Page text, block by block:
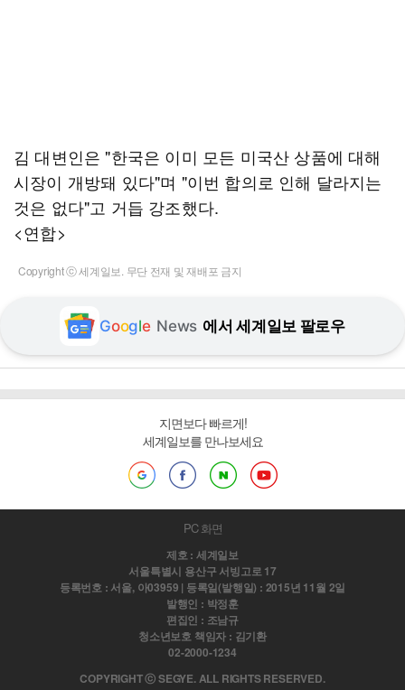
김 대변인은 "한국은 이미 모든 미국산 상품에 대해
시장이 개방돼 있다"며 "이번 합의로 인해 달라지는
것은 없다"고 거듭 강조했다.
<연합>
Copyright ⓒ 세계일보. 무단 전재 및 재배포 금지
Google News 에서 세계일보 팔로우
지면보다 빠르게!
세계일보를 만나보세요
PC 화면
제호 : 세계일보
서울특별시 용산구 서빙고로 17
등록번호 : 서울, 아03959 | 등록일(발행일) : 2015년 11월 2일
발행인 : 박정훈
편집인 : 조남규
청소년보호 책임자 : 김기환
02-2000-1234
COPYRIGHT ⓒ SEGYE. ALL RIGHTS RESERVED.